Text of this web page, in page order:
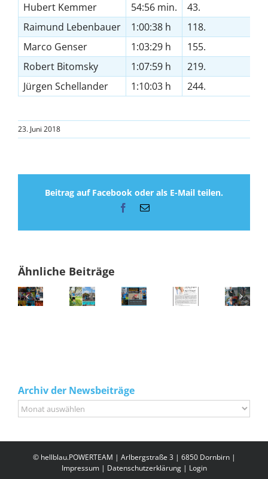
Hubert Kemmer
54:56 min. 43.
Raimund Lebenbauer
1:00:38 h 118.
Marco Genser
1:03:29 h 155.
Robert Bitomsky
1:07:59 h 219.
Jürgen Schellander
1:10:03 h 244.
23. Juni 2018
Beitrag auf Facebook oder als E-Mail teilen.
Facebook
E-
Ähnliche Beiträge
Archiv der Newsbeiträge
Archiv
der
© hellblau.POWERTEAM | Arlbergstraße 3 | 6850 Dornbirn |
Impressum| Datenschutzerklärung| Login